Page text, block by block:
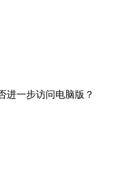
进一步访问电脑版？